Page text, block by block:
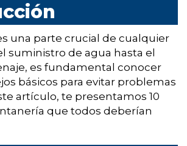
una parte crucial de cualquier
suministro de agua hasta el
es fundamental conocer
básicos para evitar problemas
artículo, te presentamos 10
que todos deberían